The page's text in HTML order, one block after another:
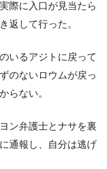
際に入口が見当たら
返して行った。
いるアジトに戻って
のないロウムが戻っ
らない。
ン弁護士とナサを裏
通報し、自分は逃げ